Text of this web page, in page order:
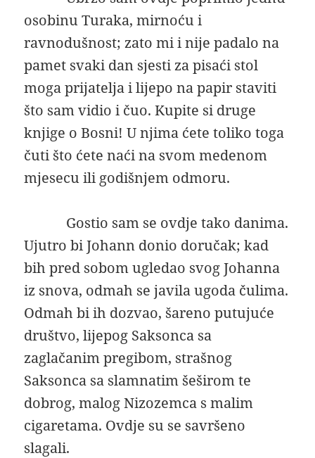
osobinu Turaka, mirnoću i
ravnodušnost; zato mi i nije padalo na
pamet svaki dan sjesti za pisaći stol
moga prijatelja i lijepo na papir staviti
što sam vidio i čuo. Kupite si druge
knjige o Bosni! U njima ćete toliko toga
čuti što ćete naći na svom medenom
mjesecu ili godišnjem odmoru.
Gostio sam se ovdje tako danima.
Ujutro bi Johann donio doručak; kad
bih pred sobom ugledao svog Johanna
iz snova, odmah se javila ugoda čulima.
Odmah bi ih dozvao, šareno putujuće
društvo, lijepog Saksonca sa
zaglačanim pregibom, strašnog
Saksonca sa slamnatim šeširom te
dobrog, malog Nizozemca s malim
cigaretama. Ovdje su se savršeno
slagali.